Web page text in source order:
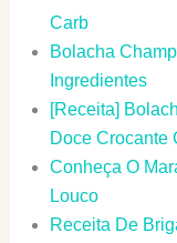
Carb
Bolacha
Ingredientes
[Receita]
Doce Crocante
Conheça O
Louco
Receita De